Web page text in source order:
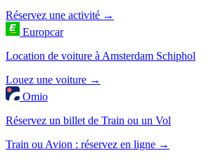
Réservez une activité →
Europcar
Location de voiture à Amsterdam Schiphol
Louez une voiture →
Omio
Réservez un billet de Train ou un Vol
Train ou Avion : réservez en ligne →